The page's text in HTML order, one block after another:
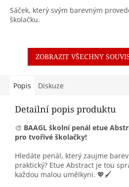
Sáček, který svým barevným
školačku.
ZOBRAZIT VŠECHNY
Popis Diskuze
Detailní popis produktu
🎨 BAAGL školní penál etue
pro tvořivé školačky!
Hledáte penál, který zaujme
praktický? Etue Abstract je tou
každou malou umělkyni. 💖🖌️